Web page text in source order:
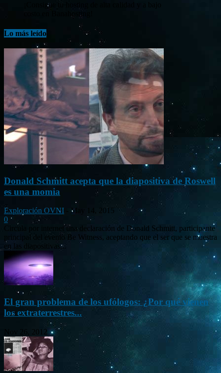
¡Consigue tu hosting de alta calidad y a bajo
costo en Banahosting!
Lo más leído
Donald Schmitt acepta que la diapositiva de Roswell
es una momia
Exploración OVNI
May 14, 2015
0
Circula por internet una declaración de Donald Schmitt, participante
principal del evento Be Witness, aceptando que el ser que se muestra
en las diapositivas...
El gran problema de los ufólogos: ¿Por qué vienen
los extraterrestres...
Nov 26, 2012